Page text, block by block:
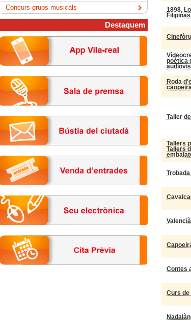
1898,
Filipinas
poètica
Roda
caopeira
Taller
Tallers
Tallers
Contes
Curs
Concurs grups musicals
Destaquem